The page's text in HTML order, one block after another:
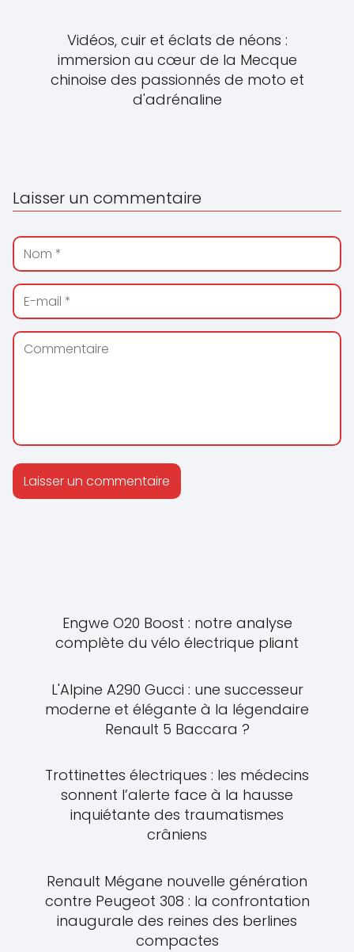
Vidéos, cuir et éclats de néons :
immersion au cœur de la Mecque
chinoise des passionnés de moto et
d'adrénaline
Laisser un commentaire
Engwe O20 Boost : notre analyse
complète du vélo électrique pliant
L'Alpine A290 Gucci : une successeur
moderne et élégante à la légendaire
Renault 5 Baccara ?
Trottinettes électriques : les médecins
sonnent l’alerte face à la hausse
inquiétante des traumatismes
crâniens
Renault Mégane nouvelle génération
contre Peugeot 308 : la confrontation
inaugurale des reines des berlines
compactes